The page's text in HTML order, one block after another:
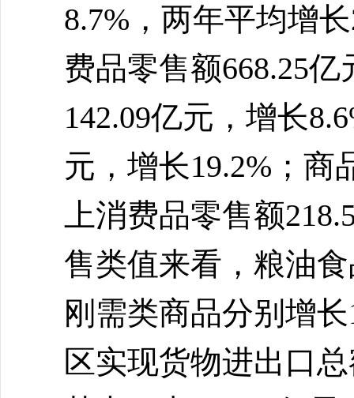
8.7%，两年平均增
费品零售额668.25
142.09亿元，增长
元，增长19.2%；商
上消费品零售额
售类值来看，粮油
刚需类商品分别增
区实现货物进出口